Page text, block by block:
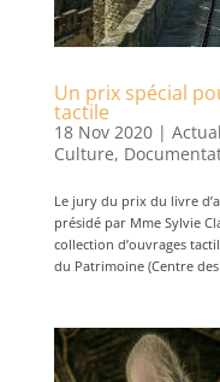
Un prix spécial
tactile
18 Nov 2020|
Culture,
Le jury du prix du livre
présidé par Mme Sylvie
collection d’ouvrages
du Patrimoine (Centre